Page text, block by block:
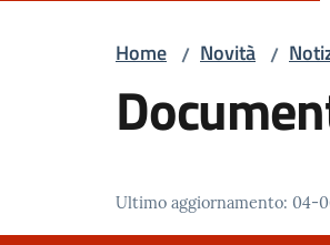
Home / Novità /
Ultimo aggiornamento: 04-